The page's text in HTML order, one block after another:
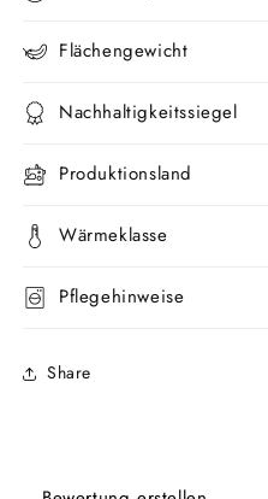
Flächengewicht
Nachhaltigkeitssiegel
Produktionsland
Wärmeklasse
Pflegehinweise
Share